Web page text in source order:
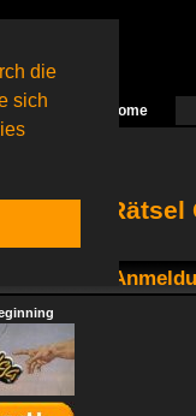
die
sich
Home
in der
du ohne